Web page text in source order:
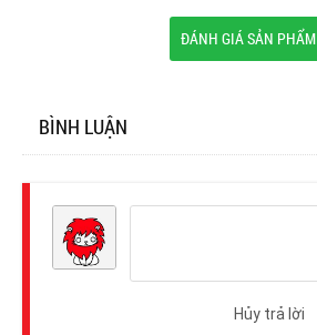
ĐÁNH GIÁ SẢN PHẨM
BÌNH LUẬN
Hủy trả lời